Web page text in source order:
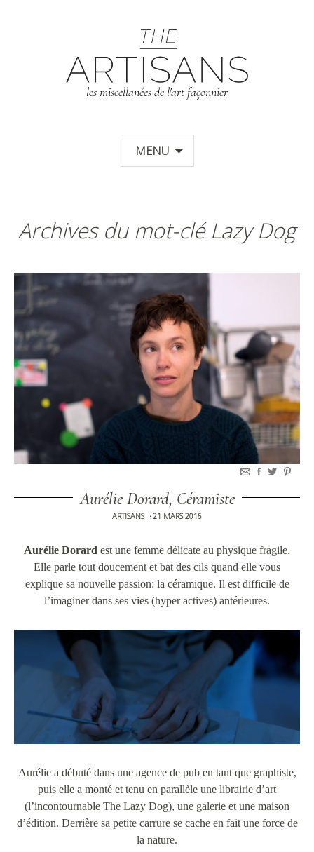
les miscellanées de l'art façonnier
MENU
Archives du mot-clé Lazy Dog
Aurélie Dorard, Céramiste
ARTISANS •21 MARS 2016
Aurélie Dorard est une femme délicate au physique fragile.
Elle parle tout doucement et bat des cils quand elle vous
explique sa nouvelle passion: la céramique. Il est difficile de
l’imaginer dans ses vies (hyper actives) antérieures.
Aurélie a débuté dans une agence de pub en tant que graphiste,
puis elle a monté et tenu en parallèle une librairie d’art
(l’incontournable The Lazy Dog), une galerie et une maison
d’édition. Derrière sa petite carrure se cache en fait une force de
la nature.